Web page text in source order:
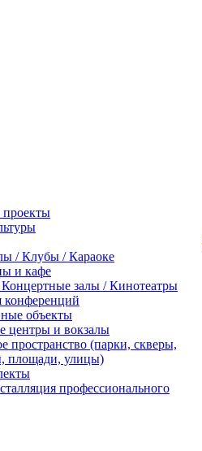
/ Клубы / Караоке
и кафе
залы / Кинотеатры
конференций
объекты
центры и вокзалы
пространство (парки, скверы,
площади, улицы)
профессионального